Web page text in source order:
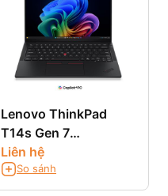
Lenovo ThinkPad
T14s Gen 7
(Snapdragon)
Liên hệ
So sánh